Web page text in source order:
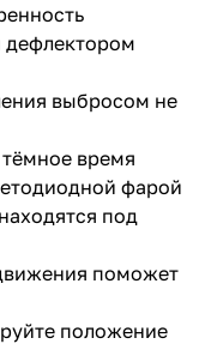
дефлектором
выбросом не
время
фарой
под
поможет
положение